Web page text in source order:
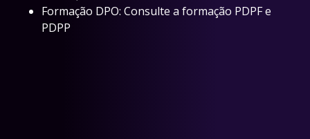
Formação DPO: Consulte a formação PDPF e
PDPP